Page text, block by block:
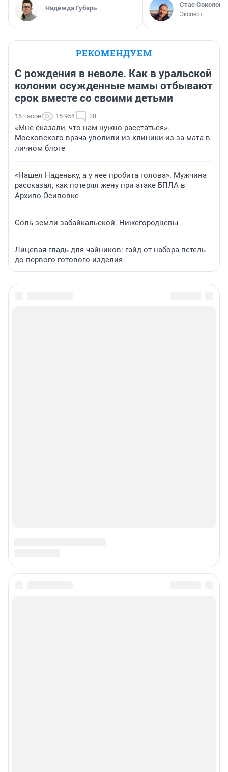
Надежда Губарь Стас Соколов
Эксперт
РЕКОМЕНДУЕМ
С рождения в неволе. Как в уральской
колонии осужденные мамы отбывают
срок вместе со своими детьми
16 часов 15 954 28
«Мне сказали, что нам нужно расстаться».
Московского врача уволили из клиники из-за мата в
личном блоге
«Нашел Наденьку, а у нее пробита голова». Мужчина
рассказал, как потерял жену при атаке БПЛА в
Архипо-Осиповке
Соль земли забайкальской. Нижегородцевы
Лицевая гладь для чайников: гайд от набора петель
до первого готового изделия